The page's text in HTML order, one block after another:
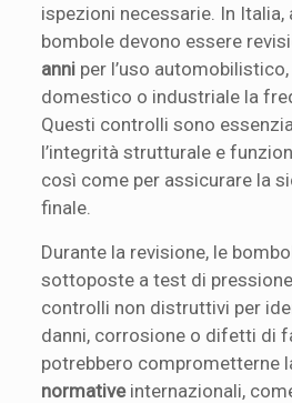
ispezioni necessarie. In Italia,
bombole devono essere
anni per l’uso
domestico o industriale la
Questi controlli sono
l’integrità strutturale e
così come per assicurare la
finale.
Durante la revisione, le
sottoposte a test di
controlli non distruttivi per
danni, corrosione o difetti di
potrebbero comprometterne
normativeinternazionali,